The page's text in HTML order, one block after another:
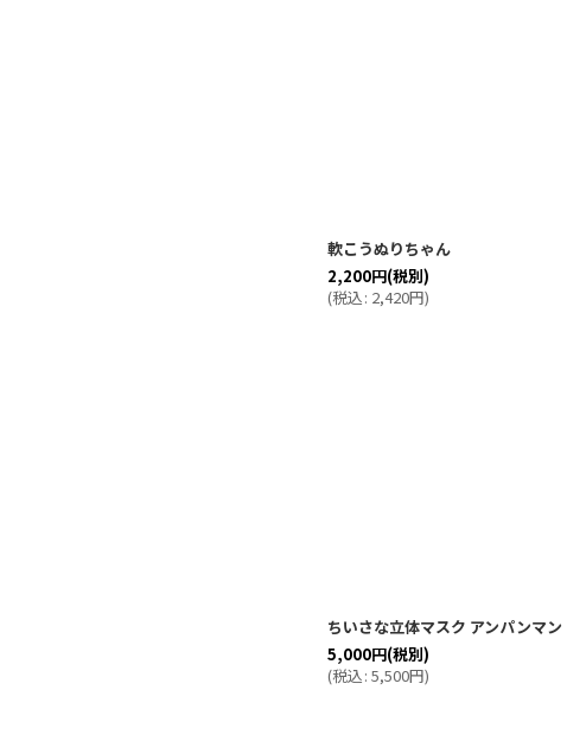
軟こうぬりちゃん
2,200円(税別)
(税込: 2,420円)
ちいさな立体マスク アンパンマン
5,000円(税別)
(税込: 5,500円)